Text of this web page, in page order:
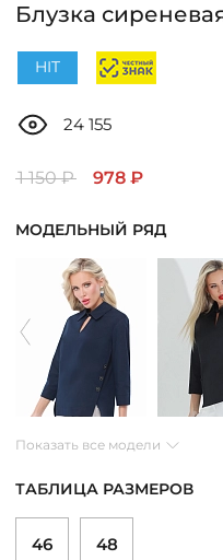
ОПЛАТА
ТАБЛИЦА
МОСКВА
+7 (800) 511-35-10
ЗАКАЗАТЬ ЗВОНОК
Блузка
HIT
24 155
1 150 ₽ 978 ₽
МОДЕЛЬНЫЙ РЯД
Показать все модели
ТАБЛИЦА РАЗМЕРОВ
46 48